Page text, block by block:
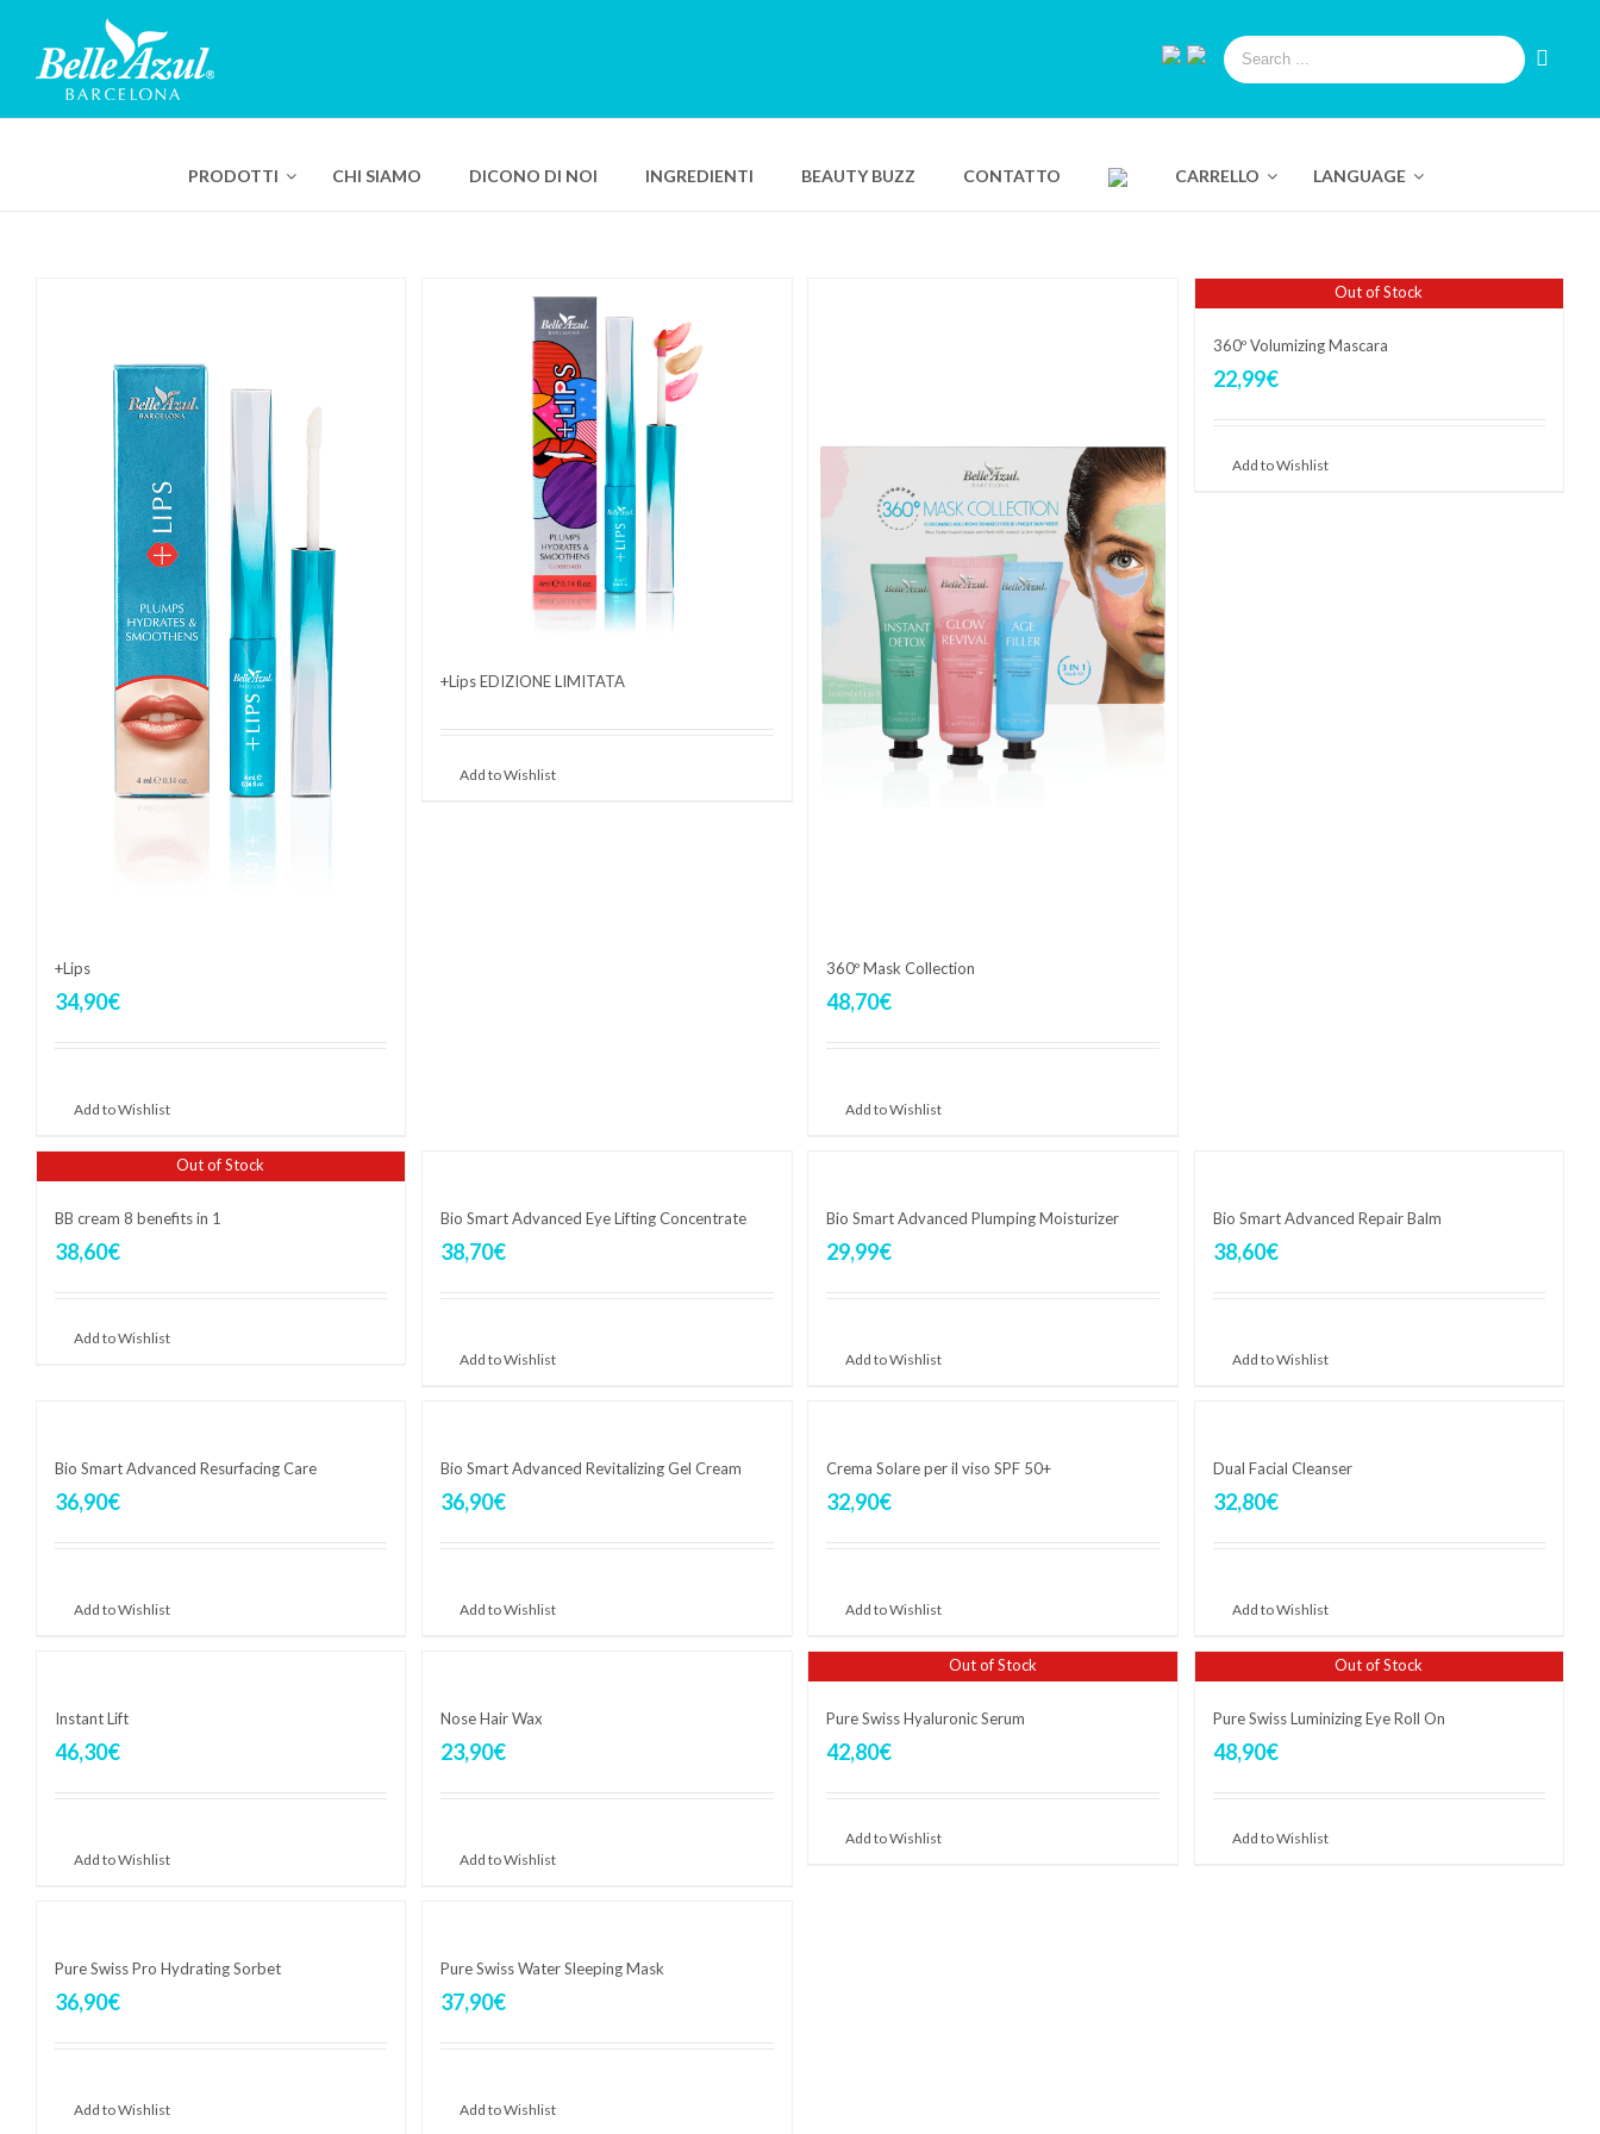
PRODOTTI CHI SIAMO DICONO DI NOI INGREDIENTI BEAUTY BUZZ CONTATTO CARRELLO LANGUAGE
+Lips
34,90€
Add to Wishlist
+Lips EDIZIONE LIMITATA
Add to Wishlist
360º Mask Collection
48,70€
Add to Wishlist
Out of Stock
360º Volumizing Mascara
22,99€
Add to Wishlist
Out of Stock
BB cream 8 benefits in 1
38,60€
Add to Wishlist
Bio Smart Advanced Eye Lifting Concentrate
38,70€
Add to Wishlist
Bio Smart Advanced Plumping Moisturizer
29,99€
Add to Wishlist
Bio Smart Advanced Repair Balm
38,60€
Add to Wishlist
Bio Smart Advanced Resurfacing Care
36,90€
Add to Wishlist
Bio Smart Advanced Revitalizing Gel Cream
36,90€
Add to Wishlist
Crema Solare per il viso SPF 50+
32,90€
Add to Wishlist
Dual Facial Cleanser
32,80€
Add to Wishlist
Instant Lift
46,30€
Add to Wishlist
Nose Hair Wax
23,90€
Add to Wishlist
Out of Stock
Pure Swiss Hyaluronic Serum
42,80€
Add to Wishlist
Out of Stock
Pure Swiss Luminizing Eye Roll On
48,90€
Add to Wishlist
Pure Swiss Pro Hydrating Sorbet
36,90€
Add to Wishlist
Pure Swiss Water Sleeping Mask
37,90€
Add to Wishlist